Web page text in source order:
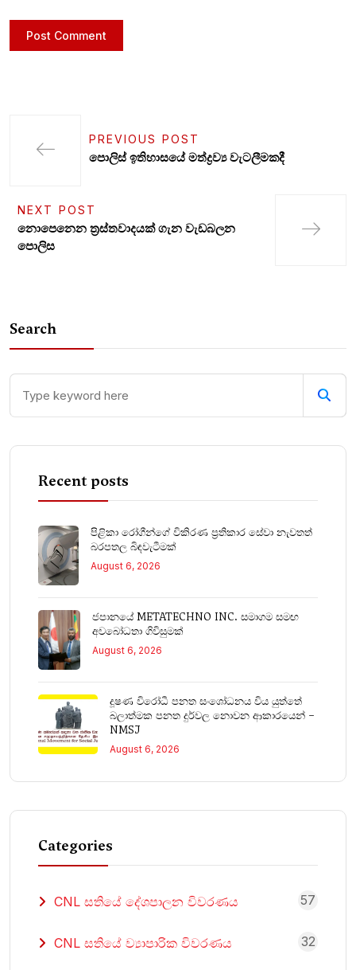
PREVIOUS POST
පොලිස් ඉතිහාසයේ මත්ද්‍රව්‍ය වැටලීමකදී
NEXT POST
නොපෙනෙන ත්‍රස්තවාදයක් ගැන වැඩබලන
පොලිස
Search
Recent posts
පිළිකා රෝගීන්ගේ විකිරණ ප්‍රතිකාර සේවා නැවතත්
බරපතල බිඳවැටීමක්
August 6, 2026
ජපානයේ METATECHNO INC. සමාගම සමඟ
අවබෝධතා ගිවිසුමක්
August 6, 2026
දූෂණ විරෝධී පනත සංශෝධනය විය යුත්තේ
බලාත්මක පනත දුර්වල නොවන ආකාරයෙන් –
NMSJ
August 6, 2026
Categories
CNL සතියේ දේශපාලන විවරණය 57
CNL සතියේ ව්‍යාපාරික විවරණය 32